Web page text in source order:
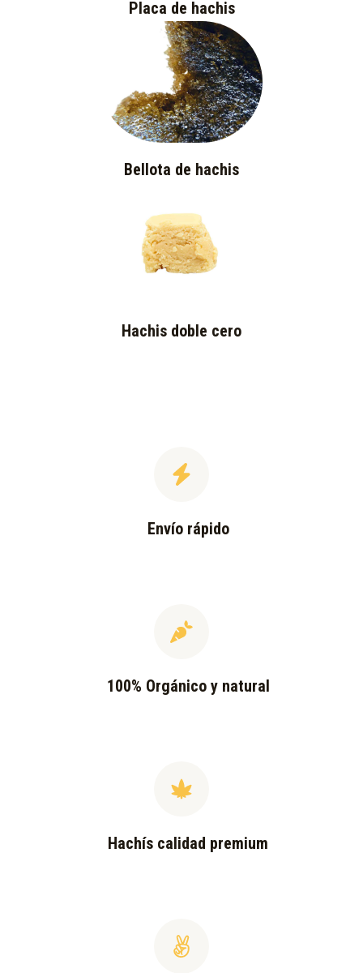
Placa de hachis
Bellota de hachis
Hachis doble cero
Envío rápido
100% Orgánico y natural
Hachís calidad premium